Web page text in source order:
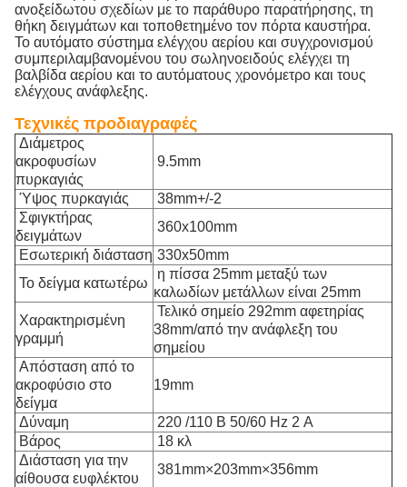
ανοξείδωτου σχεδίων με το παράθυρο παρατήρησης, τη
θήκη δειγμάτων και τοποθετημένο τον πόρτα καυστήρα.
Το αυτόματο σύστημα ελέγχου αερίου και συγχρονισμού
συμπεριλαμβανομένου του σωληνοειδούς ελέγχει τη
βαλβίδα αερίου και το αυτόματους χρονόμετρο και τους
ελέγχους ανάφλεξης.
Τεχνικές προδιαγραφές
Διάμετρος
ακροφυσίων
πυρκαγιάς
9.5mm
Ύψος πυρκαγιάς
38mm+/-2
Σφιγκτήρας
δειγμάτων
360x100mm
Εσωτερική διάσταση 330x50mm
Το δείγμα κατωτέρω
η πίσσα 25mm μεταξύ των
καλωδίων μετάλλων είναι 25mm
Χαρακτηρισμένη
γραμμή
Τελικό σημείο 292mm αφετηρίας
38mm/από την ανάφλεξη του
σημείου
Απόσταση από το
ακροφύσιο στο
δείγμα
19mm
Δύναμη
220 /110 Β 50/60 Hz 2 Α
Βάρος
18 κλ
Διάσταση για την
αίθουσα ευφλέκτου
381mm×203mm×356mm